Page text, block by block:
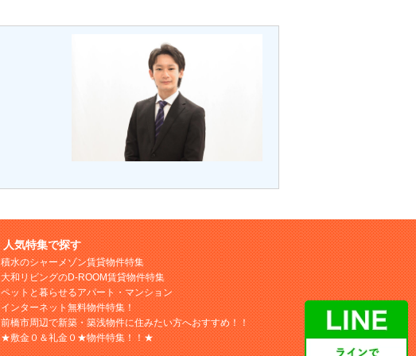
人気特集で探す
積水のシャーメゾン賃貸物件特集
大和リビングのD-ROOM賃貸物件特集
ペットと暮らせるアパート・マンション
インターネット無料物件特集！
前橋市周辺で新築・築浅物件に住みたい方へおすすめ！！
★敷金０＆礼金０★物件特集！！★